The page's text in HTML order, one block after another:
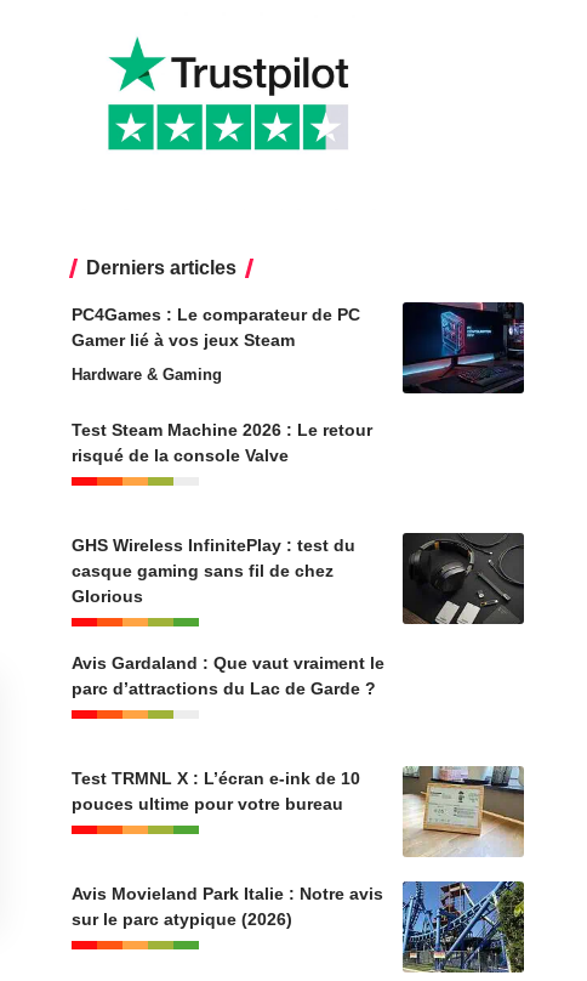
Derniers articles
PC4Games : Le comparateur de PC
Gamer lié à vos jeux Steam
Hardware & Gaming
Test Steam Machine 2026 : Le retour
risqué de la console Valve
GHS Wireless InfinitePlay : test du
casque gaming sans fil de chez
Glorious
Avis Gardaland : Que vaut vraiment le
parc d’attractions du Lac de Garde ?
Test TRMNL X : L’écran e-ink de 10
pouces ultime pour votre bureau
Avis Movieland Park Italie : Notre avis
sur le parc atypique (2026)